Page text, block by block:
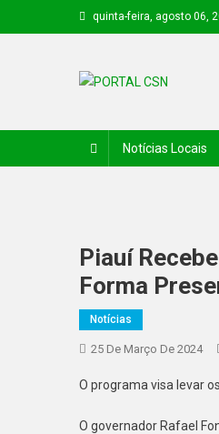
quinta-feira, agosto 06,
Notícias Locais
Piauí
Forma
Notícias
25 De Março De 2024
O programa visa levar
O governador Rafael